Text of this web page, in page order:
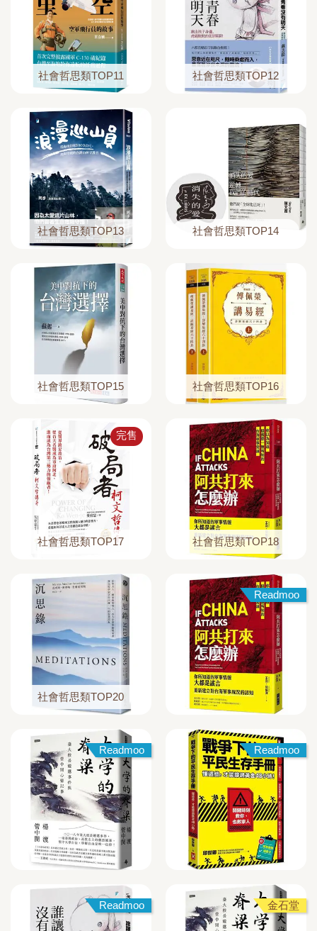
社會哲思類TOP11 社會哲思類TOP12
社會哲思類TOP13 社會哲思類TOP14
社會哲思類TOP15 社會哲思類TOP16
完售
社會哲思類TOP17 社會哲思類TOP18
社會哲思類TOP20
Readmoo
Readmoo Readmoo
Readmoo 金石堂